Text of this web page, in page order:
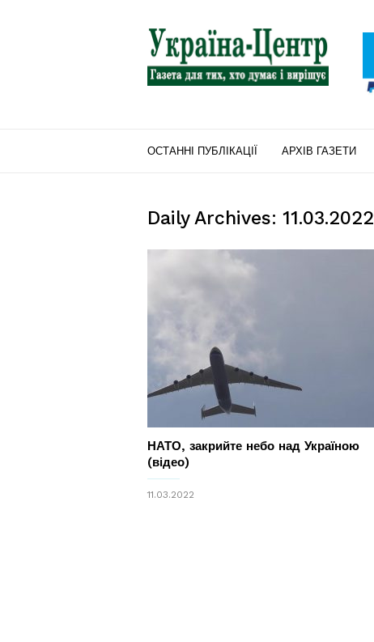
"Україна-
Центр"
ОСТАННІ ПУБЛІКАЦІЇ АРХІВ ГАЗЕТИ
Daily Archives: 11.03.2022
НАТО, закрийте небо над Україною
(відео)
11.03.2022